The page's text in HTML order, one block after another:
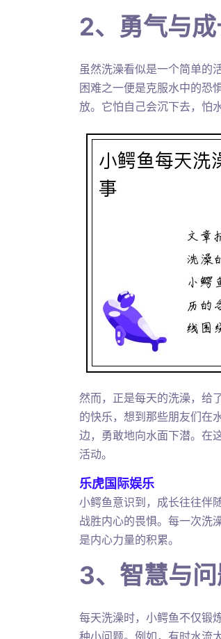
2、勇气与
虽然洗澡看似是一个简单的
困难之一便是克服水中的恐
放。它怕自己会沉下去，怕
然而，正是每天的洗澡，给
的快乐，想到那些朋友们在
边，勇敢地向水面下潜。在
活动。
乐虎国际娱乐
小鳄鱼意识到，成长往往伴
战胜内心的畏惧。每一次洗
是内心力量的积累。
3、智慧与
每天洗澡时，小鳄鱼不仅锻